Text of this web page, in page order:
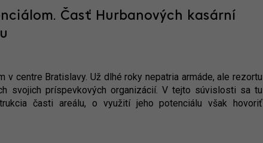
Časť Hurbanových kasární
v centre Bratislavy. Už dlhé roky nepatria armáde, ale rezortu
svojich príspevkových organizácií. V tejto súvislosti sa tu
časti areálu, o využití jeho potenciálu však hovoriť